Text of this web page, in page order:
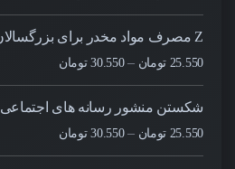
Z مصرف مواد مخدر برای بزرگسالان
25.550 تومان –
30.550 تومان
شکستن منشور رسانه های اجتماعی
25.550 تومان –
30.550 تومان